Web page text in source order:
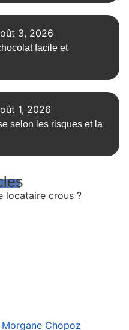
3, 2026
facile et
1, 2026
selon les risques et la
Morgane Chopoz